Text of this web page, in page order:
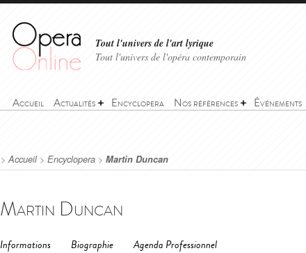
Tout l'univers de l'art lyrique
Tout l'univers de l'opéra contemporain
Accueil Actualités Encyclopera Nos références Événements
>Accueil> Encyclopera > Martin Duncan
Martin Duncan
Informations Biographie Agenda Professionnel